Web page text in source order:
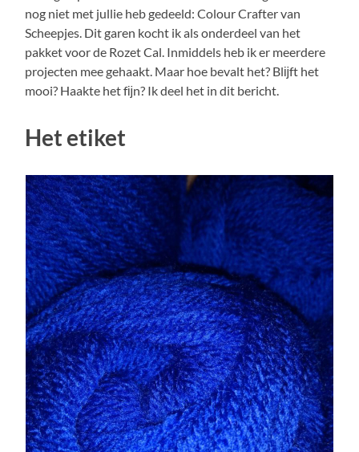
nog niet met jullie heb gedeeld: Colour Crafter van
Scheepjes. Dit garen kocht ik als onderdeel van het
pakket voor de Rozet Cal. Inmiddels heb ik er meerdere
projecten mee gehaakt. Maar hoe bevalt het? Blĳft het
mooi? Haakte het fĳn? Ik deel het in dit bericht.
Het etiket